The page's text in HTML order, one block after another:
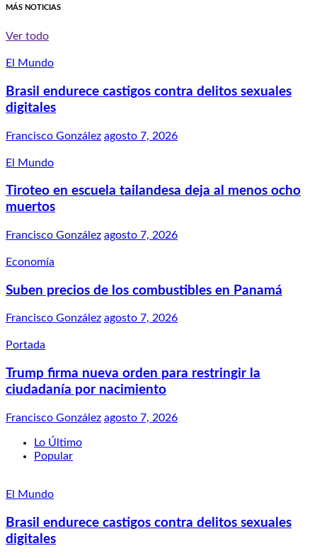
MÁS NOTICIAS
Ver todo
El Mundo
Brasil endurece castigos contra delitos sexuales
digitales
Francisco González agosto 7, 2026
El Mundo
Tiroteo en escuela tailandesa deja al menos ocho
muertos
Francisco González agosto 7, 2026
Economía
Suben precios de los combustibles en Panamá
Francisco González agosto 7, 2026
Portada
Trump firma nueva orden para restringir la
ciudadanía por nacimiento
Francisco González agosto 7, 2026
Lo Último
Popular
El Mundo
Brasil endurece castigos contra delitos sexuales
digitales